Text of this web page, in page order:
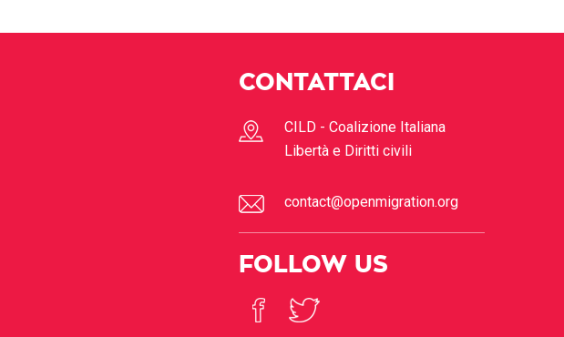
CONTATTACI
CILD - Coalizione Italiana
Libertà e Diritti civili
contact@openmigration.org
FOLLOW US